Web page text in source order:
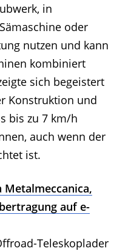
in
oder
nutzen und kann
kombiniert
sich begeistert
Konstruktion und
bis zu 7 km/h
auch wenn der
ist.
Metalmeccanica,
auf e-
Teleskoplader